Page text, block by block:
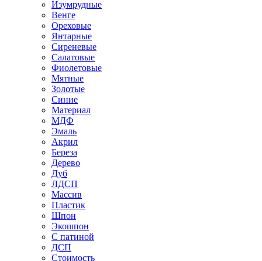
Изумрудные
Венге
Ореховые
Янтарные
Сиреневые
Салатовые
Фиолетовые
Мятные
Золотые
Синие
Материал
МДФ
Эмаль
Акрил
Береза
Дерево
Дуб
ЛДСП
Массив
Пластик
Шпон
Экошпон
С патиной
ДСП
Стоимость